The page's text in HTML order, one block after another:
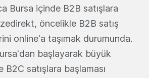
Bursa içinde B2B satışlara
öncelikle B2B satış
online'a taşımak durumunda.
başlayarak büyük
B2C satışlara başlaması